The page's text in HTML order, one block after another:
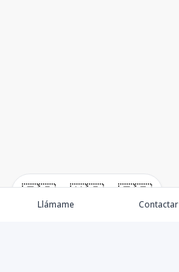
🇪🇸 🇺🇸 🇫🇷
Llámame Contactar